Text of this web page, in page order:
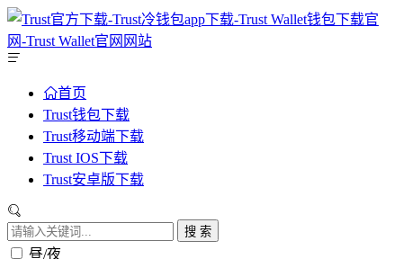
首页
Trust钱包下载
Trust移动端下载
Trust IOS下载
Trust安卓版下载
搜 索
昼/夜